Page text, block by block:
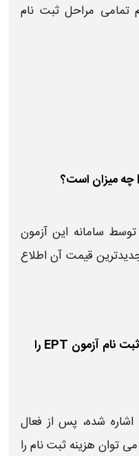
تمامی مراحلثبت نام
هزینه ثبت نام آزمون EPT توسط سامانه این آزمون
قیمت آن اطلاع
2- ✔️ چه زمانی می توان هزینه ثبت نام آزمون EPT را
شده، پس از فعال
شدن لینک ثبت نام آزمون EPT می توان هزینه ثبت نام را